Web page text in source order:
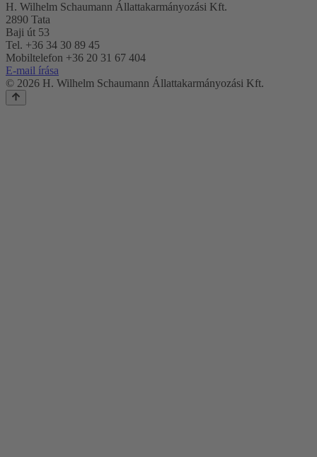
H. Wilhelm Schaumann Állattakarmányozási Kft.
2890 Tata
Baji út 53
Tel. +36 34 30 89 45
Mobiltelefon +36 20 31 67 404
E-mail írása
© 2026 H. Wilhelm Schaumann Állattakarmányozási Kft.